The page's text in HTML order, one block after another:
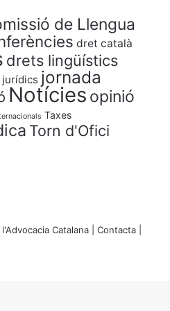
de Llengua
dret català
drets lingüístics
jornada
Notícies opinió
Taxes
Torn d'Ofici
Catalana | Contacta